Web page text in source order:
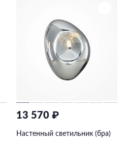
13 570 ₽
Настенный светильник (бра)